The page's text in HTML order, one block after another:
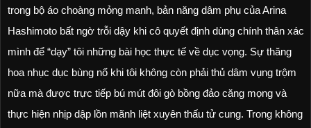
trong bộ áo choàng mỏng manh, bản năng dâm phụ của Arina
Hashimoto bất ngờ trỗi dậy khi cô quyết định dùng chính thân xác
mình để “dạy” tôi những bài học thực tế về dục vọng. Sự thăng
hoa nhục dục bùng nổ khi tôi không còn phải thủ dâm vụng trộm
nữa mà được trực tiếp bú mút đôi gò bồng đảo căng mọng và
thực hiện nhịp dập lồn mãnh liệt xuyên thấu tử cung. Trong không